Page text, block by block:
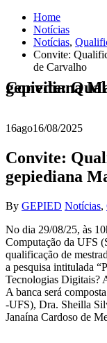
Home
Notícias
Notícias,
Convite:
de Carvalho
Convite: Qualificação de
16ago16/08/2025
Convite:
gepiediana
By GEPIED Notícias,
No dia 29/08/25, às
Computação da UFS
qualificação de
a pesquisa intitulada
Tecnologias Digitais?
A banca será
-UFS), Dra. Sheilla
Janaína Cardoso de